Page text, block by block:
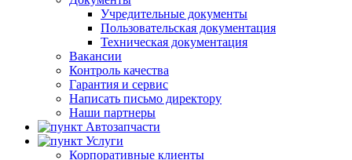
Учредительные документы
Пользовательская документация
Техническая документация
Вакансии
Контроль качества
Гарантия и сервис
Написать письмо директору
Наши партнеры
Автозапчасти
Услуги
Корпоративные клиенты